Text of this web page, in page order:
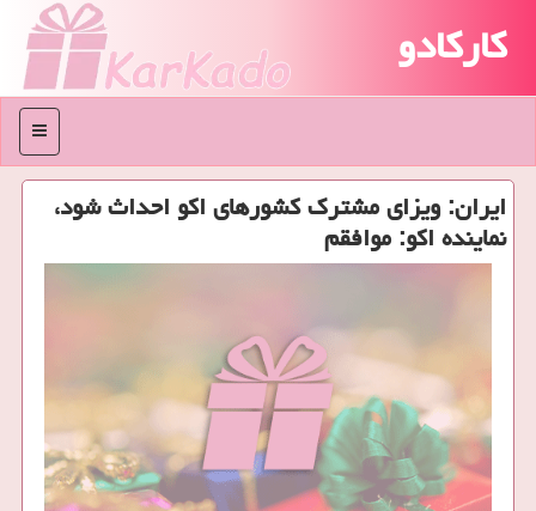
کارکادو
منو
ایران: ویزای مشترك كشورهای اكو احداث شود،
نماینده اكو: موافقم